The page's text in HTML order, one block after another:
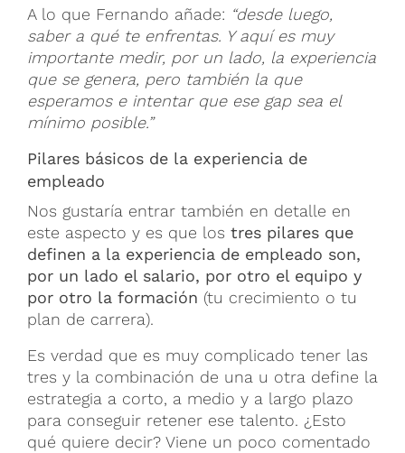
A lo que Fernando añade: “desde luego,
saber a qué te enfrentas. Y aquí es muy
importante medir, por un lado, la experiencia
que se genera, pero también la que
esperamos e intentar que ese gap sea el
mínimo posible.”
Pilares básicos de la experiencia de
empleado
Nos gustaría entrar también en detalle en
este aspecto y es que los tres pilares que
definen a la experiencia de empleado son,
por un lado el salario, por otro el equipo y
por otro la formación (tu crecimiento o tu
plan de carrera).
Es verdad que es muy complicado tener las
tres y la combinación de una u otra define la
estrategia a corto, a medio y a largo plazo
para conseguir retener ese talento. ¿Esto
qué quiere decir? Viene un poco comentado